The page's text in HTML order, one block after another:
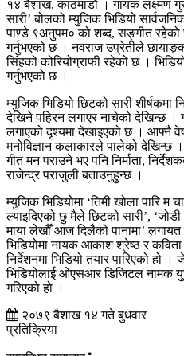
१४ बैशाख, काठमाडौं । गायक लक्ष्मण
सारी’ बोलको म्युजिक भिडियो
पाण्डे ९अनुपम० को शब्द, सङ्गीत
गर्नुभएको छ । नवराज उप्रेतीले
सिंहको कोरियोग्राफी रहेको छ ।
गर्नुभएको छ ।
म्युजिक भिडियो छिटको सारी शीर्षकमा
देखिने पहिरन लगाएर नाचेको देखिन्छ ।
लगाएको दृश्यमा देखाइएको छ । आफ्नै
मनोविज्ञान कलाकारले पालेको देखिन्छ
गीत मन पराउने भए पनि निर्माता,
राजेन्द्र पराजुली बताउनुहुन्छ ।
म्युजिक भिडियोमा ‘तिमी खोला पारि म
ल्याइदिएको छु मैले छिटको सारी’,
माया लेखौँ आज दिलैको पानामा’
भिडियोमा नायक आकाश श्रेष्ठ र
निर्देशनमा भिडियो तयार पारिएको हो
भिडियोलाई ओएसआर डिजिटल नामक
गरिएको हो ।
२०७९ बैशाख १४ गते बुधवार
प्रतिक्रिया